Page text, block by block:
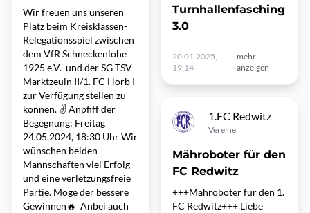
Wir freuen uns unseren
Platz beim Kreisklassen-
Relegationsspiel zwischen
dem VfR Schneckenlohe
1925 e.V. und der SG TSV
Marktzeuln II/1. FC Horb I
zur Verfügung stellen zu
können. ✌ Anpfiff der
Begegnung: Freitag
24.05.2024, 18:30 Uhr Wir
wünschen beiden
Mannschaften viel Erfolg
und eine verletzungsfreie
Partie. Möge der bessere
Gewinnen🔥 Anbei auch
Turnhallenfasching
3.0
20.01.2025,
19:14
mehr
anzeigen
1.FC Redwitz
Vereine
Mähroboter für den
FC Redwitz
+++Mähroboter für den 1.
FC Redwitz+++ Liebe